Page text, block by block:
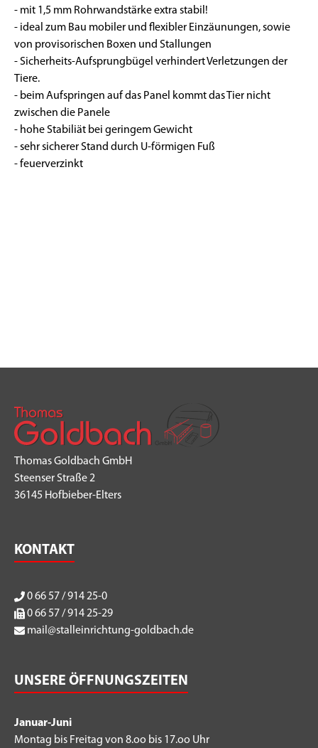
- mit 1,5 mm Rohrwandstärke extra stabil!
- ideal zum Bau mobiler und flexibler Einzäunungen, sowie
von provisorischen Boxen und Stallungen
- Sicherheits-Aufsprungbügel verhindert Verletzungen der
Tiere.
- beim Aufspringen auf das Panel kommt das Tier nicht
zwischen die Panele
- hohe Stabiliät bei geringem Gewicht
- sehr sicherer Stand durch U-förmigen Fuß
- feuerverzinkt
Thomas Goldbach GmbH
Steenser Straße 2
36145 Hofbieber-Elters
KONTAKT
0 66 57 / 914 25-0
0 66 57 / 914 25-29
mail@stalleinrichtung-goldbach.de
UNSERE ÖFFNUNGSZEITEN
Januar-Juni
Montag bis Freitag von 8.oo bis 17.oo Uhr